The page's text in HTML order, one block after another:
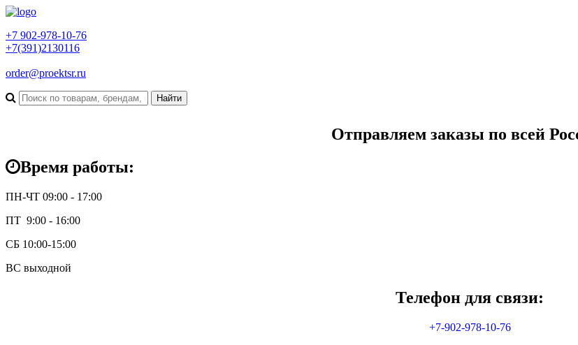
+7 902-978-10-76
+7(391)2130116
order@proektsr.ru
Отправляем заказы по всей
Время работы:
ПН-ЧТ 09:00 - 17:00
ПТ 9:00 - 16:00
СБ 10:00-15:00
ВС выходной
Телефон для связи:
+7-902-978-10-76